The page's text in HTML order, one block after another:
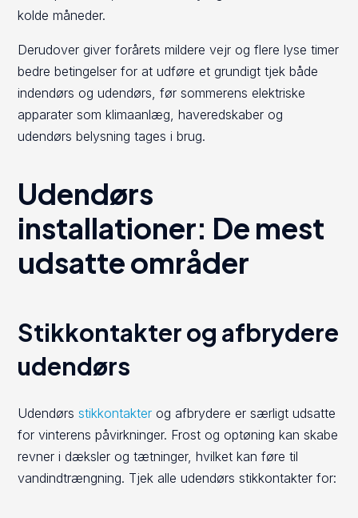
kolde måneder.
Derudover giver forårets mildere vejr og flere lyse timer
bedre betingelser for at udføre et grundigt tjek både
indendørs og udendørs, før sommerens elektriske
apparater som klimaanlæg, haveredskaber og
udendørs belysning tages i brug.
Udendørs
installationer: De mest
udsatte områder
Stikkontakter og afbrydere
udendørs
Udendørsstikkontakter og afbrydere er særligt udsatte
for vinterens påvirkninger. Frost og optøning kan skabe
revner i dæksler og tætninger, hvilket kan føre til
vandindtrængning. Tjek alle udendørs stikkontakter for: